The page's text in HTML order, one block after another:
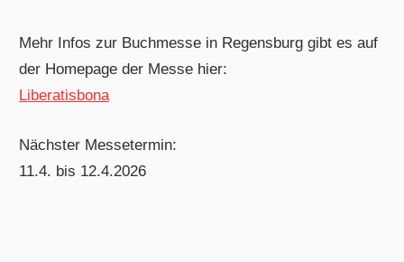
Mehr Infos zur Buchmesse in Regensburg gibt es auf
der Homepage der Messe hier:
Liberatisbona
Nächster Messetermin:
11.4. bis 12.4.2026